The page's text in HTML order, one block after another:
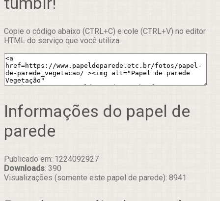
Copie o código abaixo (CTRL+C) e cole (CTRL+V) no editor
HTML do serviço que você utiliza.
Informações do papel de
parede
Publicado em: 1224092927
Downloads: 390
Visualizações (somente este papel de parede): 8941